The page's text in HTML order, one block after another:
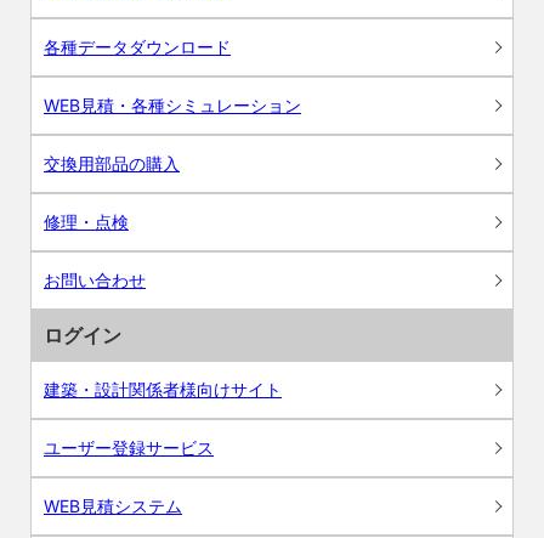
各種データダウンロード
WEB見積・各種シミュレーション
交換用部品の購入
修理・点検
お問い合わせ
ログイン
建築・設計関係者様向けサイト
ユーザー登録サービス
WEB見積システム